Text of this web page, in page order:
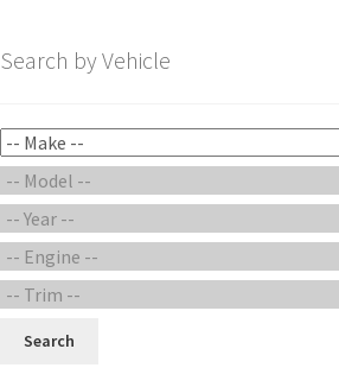
Search by Vehicle
Search